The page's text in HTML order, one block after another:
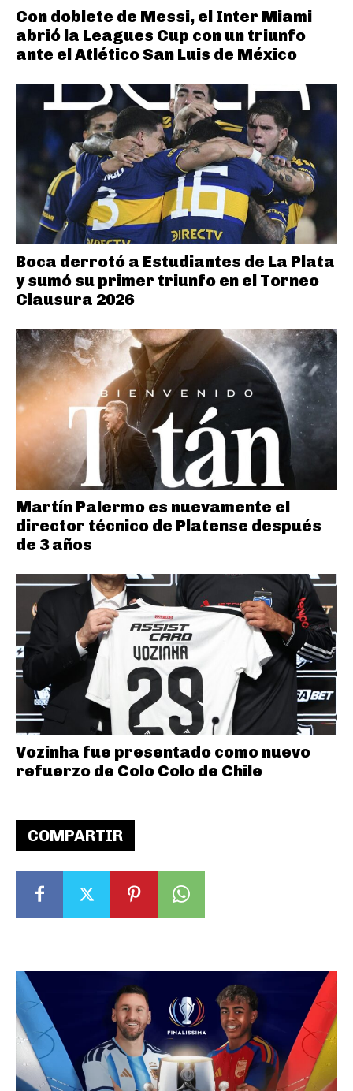
COMPARTIR
Con doblete de Messi, el Inter Miami
abrió la Leagues Cup con un triunfo
ante el Atlético San Luis de México
Boca derrotó a Estudiantes de La Plata
y sumó su primer triunfo en el Torneo
Clausura 2026
Martín Palermo es nuevamente el
director técnico de Platense después
de 3 años
Vozinha fue presentado como nuevo
refuerzo de Colo Colo de Chile